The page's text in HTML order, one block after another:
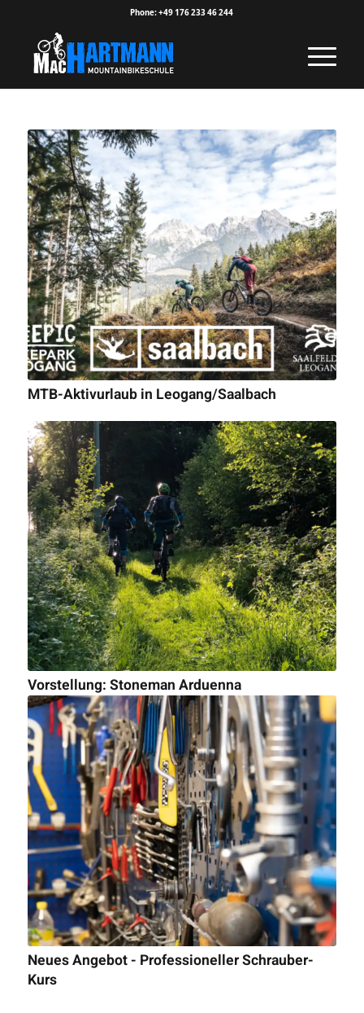
Phone: +49 176 233 46 244
MTB-Aktivurlaub in Leogang/Saalbach
Vorstellung: Stoneman Arduenna
Neues Angebot - Professioneller Schrauber-
Kurs